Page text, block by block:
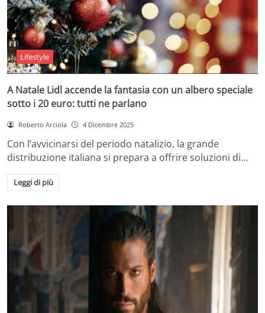
Lifestyle
A Natale Lidl accende la fantasia con un albero speciale
sotto i 20 euro: tutti ne parlano
Roberto Arciola 4 Dicembre 2025
Con l’avvicinarsi del periodo natalizio, la grande
distribuzione italiana si prepara a offrire soluzioni di…
Leggi di più